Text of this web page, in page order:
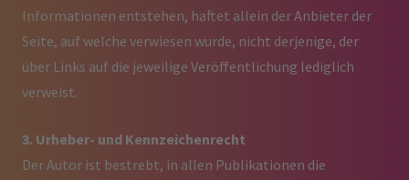
Informationen entstehen, haftet allein der Anbieter der
Seite, auf welche verwiesen wurde, nicht derjenige, der
über Links auf die jeweilige Veröffentlichung lediglich
verweist.
3. Urheber- und Kennzeichenrecht
Der Autor ist bestrebt, in allen Publikationen die